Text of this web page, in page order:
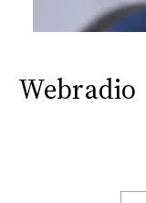
Webradio